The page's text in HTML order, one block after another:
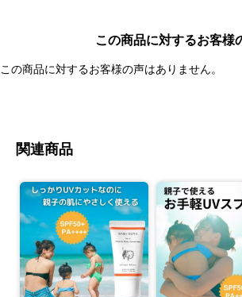
この商品に対するお客様
この商品に対するお客様の声はありません。
関連商品